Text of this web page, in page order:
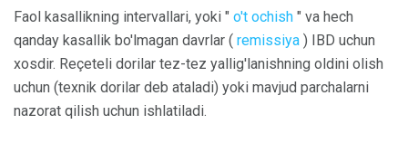
Faol kasallikning intervallari, yoki " o't ochish " va hech
qanday kasallik bo'lmagan davrlar ( remissiya ) IBD uchun
xosdir. Reçeteli dorilar tez-tez yallig'lanishning oldini olish
uchun (texnik dorilar deb ataladi) yoki mavjud parchalarni
nazorat qilish uchun ishlatiladi.